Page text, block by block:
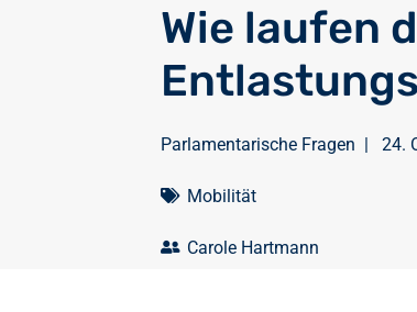
Wie laufen
Parlamentarische Fragen | 24.
Mobilität
Carole Hartmann